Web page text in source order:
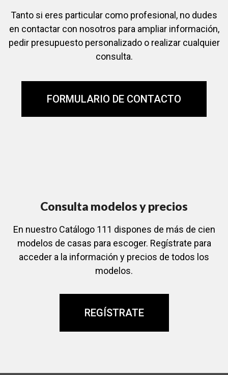
Tanto si eres particular como profesional, no dudes
en contactar con nosotros para ampliar información,
pedir presupuesto personalizado o realizar cualquier
consulta.
FORMULARIO DE CONTACTO
Consulta modelos y precios
En nuestro Catálogo 111 dispones de más de cien
modelos de casas para escoger. Regístrate para
acceder a la información y precios de todos los
modelos.
REGÍSTRATE